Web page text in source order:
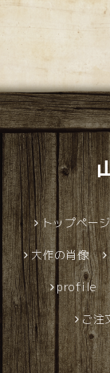
トップページ
大作の肖像
profile
ご注